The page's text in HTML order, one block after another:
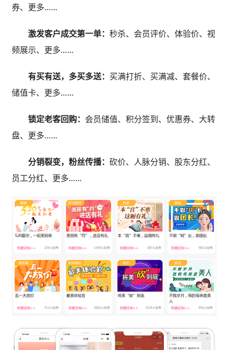
券、更多……
激发客户成交第一单： 秒杀、会员评价、体验价、视
频展示、更多……
有买有送，多买多送： 买满打折、买满减、套餐价、
储值卡、更多……
锁定老客回购： 会员储值、积分签到、优惠券、大转
盘、更多……
分销裂变，粉丝传播： 砍价、人脉分销、股东分红、
员工分红、更多……